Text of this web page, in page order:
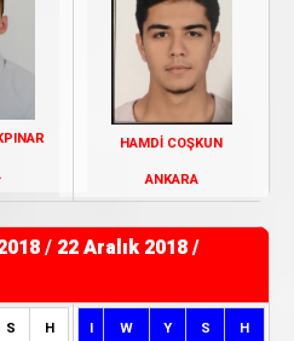
HAMDİ COŞKUN
ANKARA
/ 22 Aralık 2018 /
S H I W Y S H